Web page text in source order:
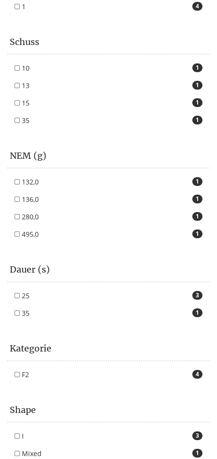
4
1
Schuss
1
10
1
13
1
15
1
35
NEM (g)
1
132,0
1
136,0
1
280,0
1
495,0
Dauer (s)
3
25
1
35
Kategorie
4
F2
Shape
3
I
1
Mixed